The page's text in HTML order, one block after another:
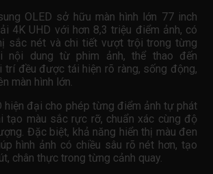
OLED sở hữu màn hình lớn 77 inch
4K UHD với hơn 8,3 triệu điểm ảnh, có
sắc nét và chi tiết vượt trội trong từng
nội dung từ phim ảnh, thể thao đến
trí đều được tái hiện rõ ràng, sống động,
màn hình lớn.
hiện đại cho phép từng điểm ảnh tự phát
tạo màu sắc rực rỡ, chuẩn xác cùng độ
Đặc biệt, khả năng hiển thị màu đen
hình ảnh có chiều sâu rõ nét hơn, tạo
chân thực trong từng cảnh quay.